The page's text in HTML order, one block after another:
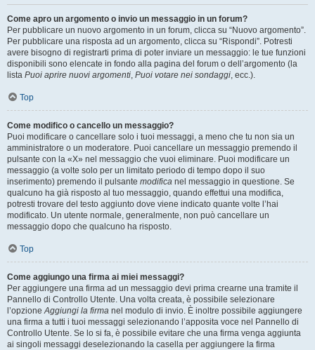
Come apro un argomento o invio un messaggio in un forum?
Per pubblicare un nuovo argomento in un forum, clicca su “Nuovo argomento”.
Per pubblicare una risposta ad un argomento, clicca su “Rispondi”. Potresti
avere bisogno di registrarti prima di poter inviare un messaggio: le tue funzioni
disponibili sono elencate in fondo alla pagina del forum o dell’argomento (la
lista Puoi aprire nuovi argomenti, Puoi votare nei sondaggi, ecc.).
Top
Come modifico o cancello un messaggio?
Puoi modificare o cancellare solo i tuoi messaggi, a meno che tu non sia un
amministratore o un moderatore. Puoi cancellare un messaggio premendo il
pulsante con la «X» nel messaggio che vuoi eliminare. Puoi modificare un
messaggio (a volte solo per un limitato periodo di tempo dopo il suo
inserimento) premendo il pulsante modifica nel messaggio in questione. Se
qualcuno ha già risposto al tuo messaggio, quando effettui una modifica,
potresti trovare del testo aggiunto dove viene indicato quante volte l’hai
modificato. Un utente normale, generalmente, non può cancellare un
messaggio dopo che qualcuno ha risposto.
Top
Come aggiungo una firma ai miei messaggi?
Per aggiungere una firma ad un messaggio devi prima crearne una tramite il
Pannello di Controllo Utente. Una volta creata, è possibile selezionare
l’opzioneAggiungi la firma nel modulo di invio. È inoltre possibile aggiungere
una firma a tutti i tuoi messaggi selezionando l’apposita voce nel Pannello di
Controllo Utente. Se lo si fa, è possibile evitare che una firma venga aggiunta
ai singoli messaggi deselezionando la casella per aggiungere la firma